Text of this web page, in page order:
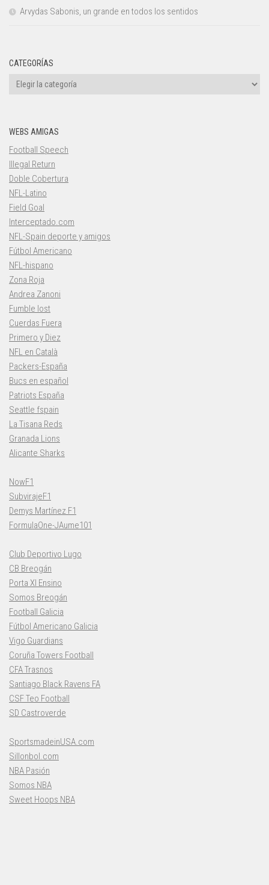
Arvydas Sabonis, un grande en todos los sentidos
CATEGORÍAS
Categorías
WEBS AMIGAS
Football Speech
Illegal Return
Doble Cobertura
NFL-Latino
Field Goal
Interceptado.com
NFL-Spain deporte y amigos
Fútbol Americano
NFL-hispano
Zona Roja
Andrea Zanoni
Fumble lost
Cuerdas Fuera
Primero y Diez
NFL en Català
Packers-España
Bucs en español
Patriots España
Seattle fspain
La Tisana Reds
Granada Lions
Alicante Sharks
NowF1
SubvirajeF1
Demys Martínez F1
FormulaOne-JAume101
Club Deportivo Lugo
CB Breogán
Porta XI Ensino
Somos Breogán
Football Galicia
Fútbol Americano Galicia
Vigo Guardians
Coruña Towers Football
CFA Trasnos
Santiago Black Ravens FA
CSF Teo Football
SD Castroverde
SportsmadeinUSA.com
Sillonbol.com
NBA Pasión
Somos NBA
Sweet Hoops NBA